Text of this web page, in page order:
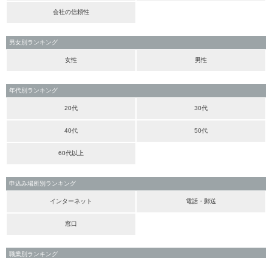
会社の信頼性
男女別ランキング
女性 男性
年代別ランキング
20代 30代
40代 50代
60代以上
申込み場所別ランキング
インターネット 電話・郵送
窓口
職業別ランキング